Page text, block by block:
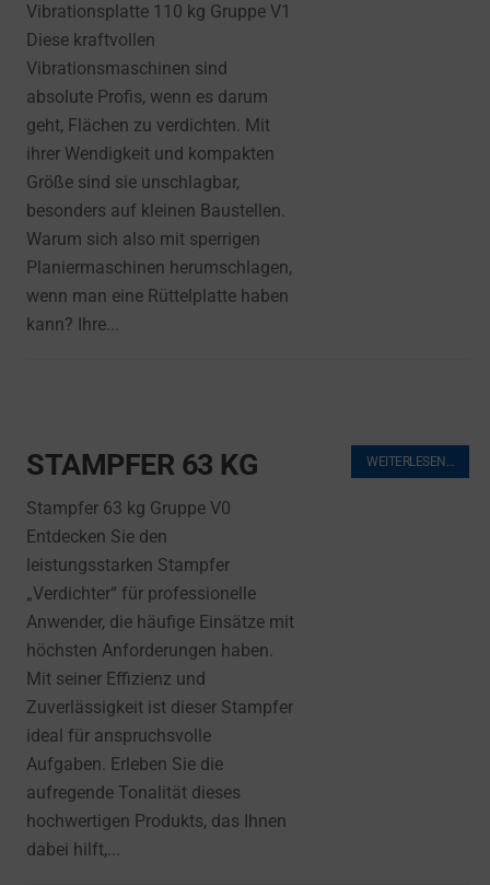
Vibrationsplatte 110 kg Gruppe V1
Diese kraftvollen
Vibrationsmaschinen sind
absolute Profis, wenn es darum
geht, Flächen zu verdichten. Mit
ihrer Wendigkeit und kompakten
Größe sind sie unschlagbar,
besonders auf kleinen Baustellen.
Warum sich also mit sperrigen
Planiermaschinen herumschlagen,
wenn man eine Rüttelplatte haben
kann? Ihre...
STAMPFER 63 KG
Stampfer 63 kg Gruppe V0
Entdecken Sie den
leistungsstarken Stampfer
„Verdichter“ für professionelle
Anwender, die häufige Einsätze mit
höchsten Anforderungen haben.
Mit seiner Effizienz und
Zuverlässigkeit ist dieser Stampfer
ideal für anspruchsvolle
Aufgaben. Erleben Sie die
aufregende Tonalität dieses
hochwertigen Produkts, das Ihnen
dabei hilft,...
WEITERLESEN…